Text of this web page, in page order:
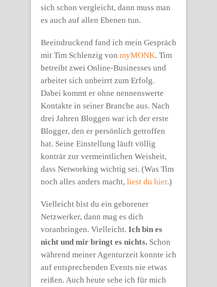
sich schon vergleicht, dann muss man
es auch auf allen Ebenen tun.
Beeindruckend fand ich mein Gespräch
mit Tim Schlenzig von myMONK. Tim
betreibt zwei Online-Businesses und
arbeitet sich unbeirrt zum Erfolg.
Dabei kommt er ohne nennenswerte
Kontakte in seiner Branche aus. Nach
drei Jahren Bloggen war ich der erste
Blogger, den er persönlich getroffen
hat. Seine Einstellung läuft völlig
konträr zur vermeintlichen Weisheit,
dass Networking wichtig sei. (Was Tim
noch alles anders macht, liest du hier.)
Vielleicht bist du ein geborener
Netzwerker, dann mag es dich
voranbringen. Vielleicht. Ich bin es
nicht und mir bringt es nichts. Schon
während meiner Agenturzeit konnte ich
auf entsprechenden Events nie etwas
reißen. Auch heute sehe ich für mich